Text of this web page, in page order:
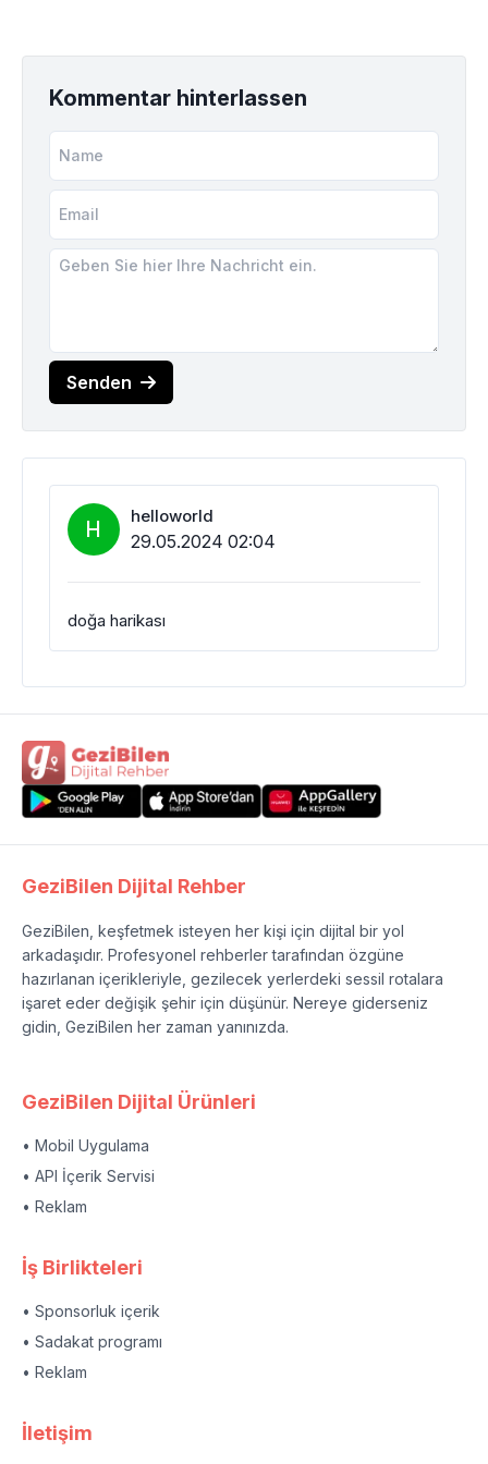
Kommentar hinterlassen
Senden
H helloworld
29.05.2024 02:04
doğa harikası
GeziBilen Dijital Rehber
GeziBilen, keşfetmek isteyen her kişi için dijital bir yol
arkadaşıdır. Profesyonel rehberler tarafından özgüne
hazırlanan içerikleriyle, gezilecek yerlerdeki sessil rotalara
işaret eder değişik şehir için düşünür. Nereye giderseniz
gidin, GeziBilen her zaman yanınızda.
GeziBilen Dijital Ürünleri
• Mobil Uygulama
• API İçerik Servisi
• Reklam
İş Birlikteleri
• Sponsorluk içerik
• Sadakat programı
• Reklam
İletişim